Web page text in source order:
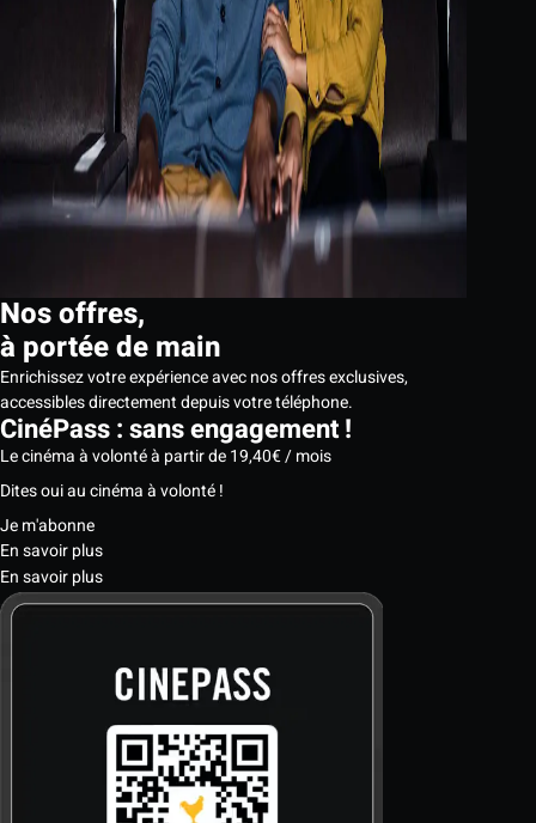
Nos offres,
à portée de main
Enrichissez votre expérience avec nos offres exclusives,
accessibles directement depuis votre téléphone.
CinéPass : sans engagement !
Le cinéma à volonté à partir de 19,40€ / mois
Dites oui au cinéma à volonté !
Je m'abonne
En savoir plus
En savoir plus